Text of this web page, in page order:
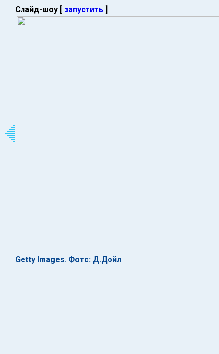
Слайд-шоу [ запустить ]
Getty Images. Фото: Д.Дойл